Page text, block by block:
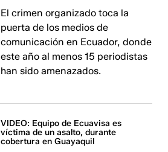
El crimen organizado toca la
puerta de los medios de
comunicación en Ecuador, donde
este año al menos 15 periodistas
han sido amenazados.
VIDEO: Equipo de Ecuavisa es
víctima de un asalto, durante
cobertura en Guayaquil